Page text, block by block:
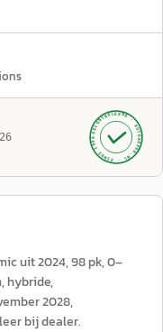
GECONTROLEERD ·
AUTOKOPEN.NL
· SINDS 1999 ·
uit 2024, 98 pk, 0–
hybride,
2028,
bij dealer.